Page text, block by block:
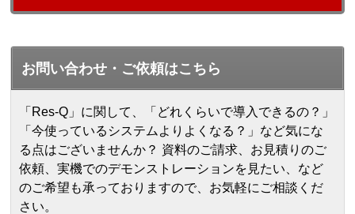
お問い合わせ・ご依頼はこちら
「Res-Q」に関して、「どれくらいで導入できるの？」
「今使っているシステムよりよくなる？」など気にな
る点はございませんか？ 資料のご請求、お見積りのご
依頼、実機でのデモンストレーションを見たい、など
のご希望も承っておりますので、お気軽にご相談くだ
さい。